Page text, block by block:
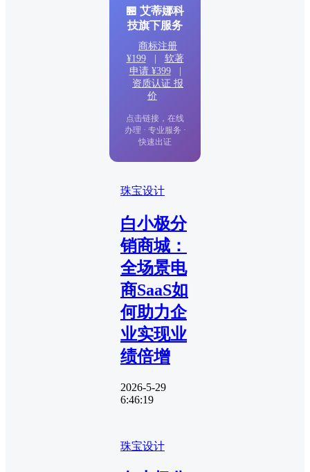
🏪 艾蒂娜科
技旗下服务
商标注册
¥199
软著
申请 ¥399
资质认证 报
价
点击链接，在线
办理 · 专业服务 ·
快速出证
珠宝设计
白小极分
销商城：
全场景电
商SaaS如
何助力企
业实现业
绩倍增
2026-5-29
6:46:19
珠宝设计